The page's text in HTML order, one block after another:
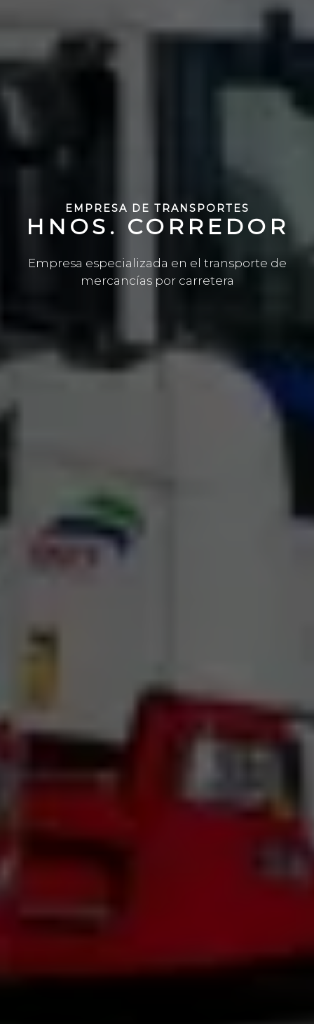
EMPRESA DE TRANSPORTES
HNOS. CORREDOR
Empresa especializada en el transporte de
mercancías por carretera